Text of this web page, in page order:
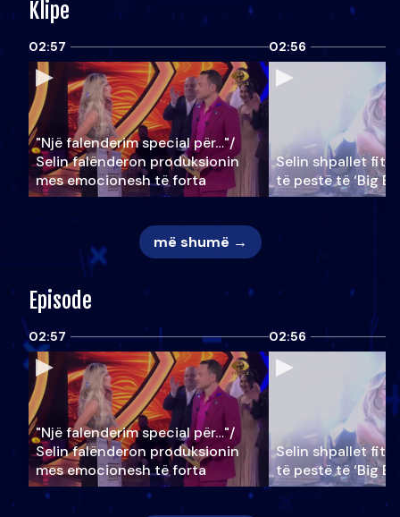
Klipe
02:57
"Një falenderim special për…"/
Selin falënderon produksionin
mes emocionesh të forta
02:56
Selin shpallet
të pestë të ‘Big
më shumë →
Episode
02:57
"Një falenderim special për…"/
Selin falënderon produksionin
mes emocionesh të forta
02:56
Selin shpallet
të pestë të ‘Big